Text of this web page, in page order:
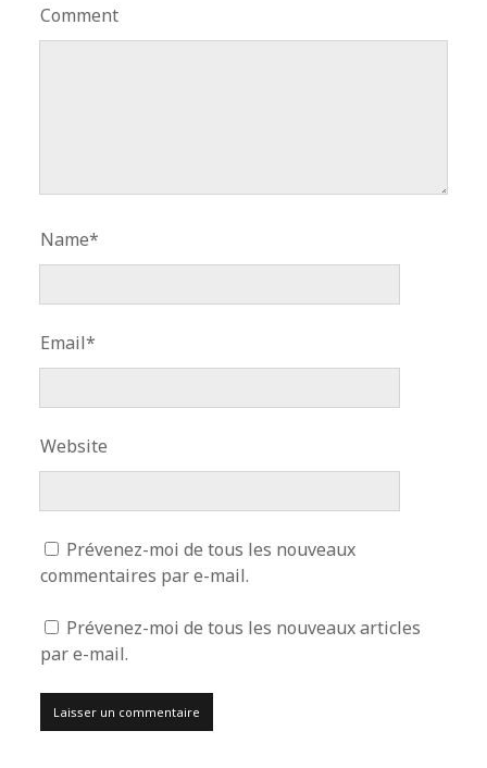
Comment
Name*
Email*
Website
Prévenez-moi de tous les nouveaux
commentaires par e-mail.
Prévenez-moi de tous les nouveaux articles
par e-mail.